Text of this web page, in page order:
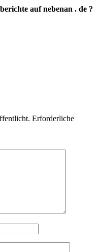
auf nebenan . de ?
Erforderliche